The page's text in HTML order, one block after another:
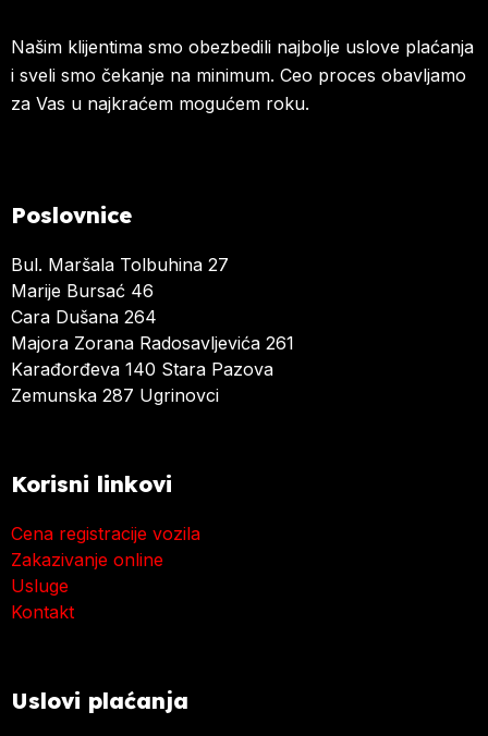
Našim klijentima smo obezbedili najbolje uslove plaćanja
i sveli smo čekanje na minimum. Ceo proces obavljamo
za Vas u najkraćem mogućem roku.
Poslovnice
Bul. Maršala Tolbuhina 27
Marije Bursać 46
Cara Dušana 264
Majora Zorana Radosavljevića 261
Karađorđeva 140 Stara Pazova
Zemunska 287 Ugrinovci
Korisni linkovi
Cena registracije vozila
Zakazivanje online
Usluge
Kontakt
Uslovi plaćanja